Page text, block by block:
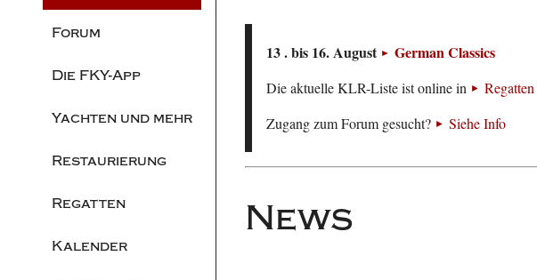
Forum
Die FKY-App
Yachten und mehr
Restaurierung
Regatten
Kalender
13 . bis 16. August German Classics
Die aktuelle KLR-Liste ist online in Regatten
Zugang zum Forum gesucht?
Siehe Info
News